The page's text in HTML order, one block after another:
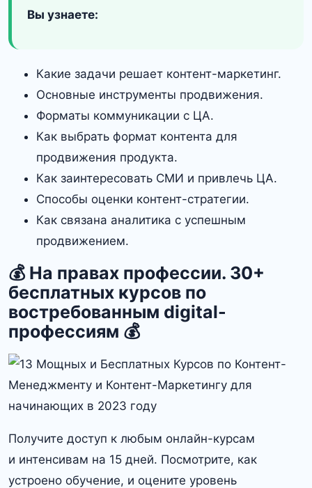
Вы узнаете:
Какие задачи решает контент-маркетинг.
Основные инструменты продвижения.
Форматы коммуникации с ЦА.
Как выбрать формат контента для
продвижения продукта.
Как заинтересовать СМИ и привлечь ЦА.
Способы оценки контент-стратегии.
Как связана аналитика с успешным
продвижением.
💰 На правах профессии. 30+
бесплатных курсов по
востребованным digital-
профессиям 💰
Получите доступ к любым онлайн-курсам
и интенсивам на 15 дней. Посмотрите, как
устроено обучение, и оцените уровень